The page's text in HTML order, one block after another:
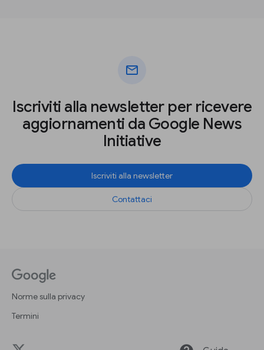
mail
Iscriviti alla newsletter per ricevere
aggiornamenti da Google News
Initiative
Iscriviti alla newsletter
Contattaci
Norme sulla privacy
Termini